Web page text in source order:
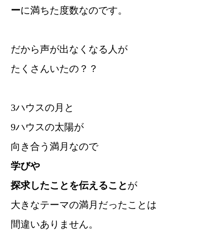
ーに満ちた度数なのです。
だから声が出なくなる人が
たくさんいたの？？
3ハウスの月と
9ハウスの太陽が
向き合う満月なので
学びや
探求したことを伝えることが
大きなテーマの満月だったことは
間違いありません。